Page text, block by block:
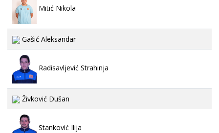
Mitić Nikola
Gašić Aleksandar
Radisavljević Strahinja
Živković Dušan
Stanković Ilija